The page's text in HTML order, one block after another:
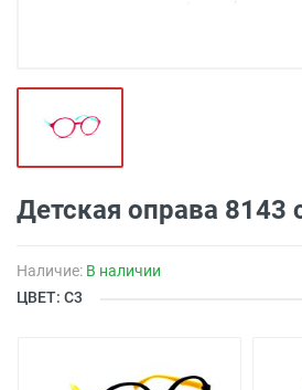
Детская оправа 8143
Наличие: В наличии
ЦВЕТ: С3